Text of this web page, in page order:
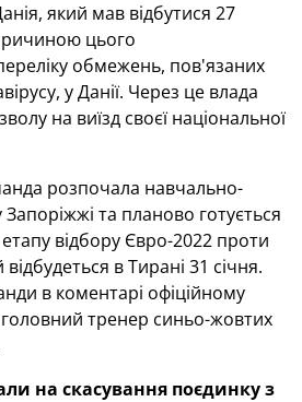
який мав відбутися 27
цього
обмежень, пов'язаних
у Данії. Через це влада
на виїзд своєї національної
розпочала навчально-
та планово готується
відбору Євро-2022 проти
відбудеться в Тирані 31 січня.
в коментарі офіційному
тренер синьо-жовтих
на скасування поєдинку з